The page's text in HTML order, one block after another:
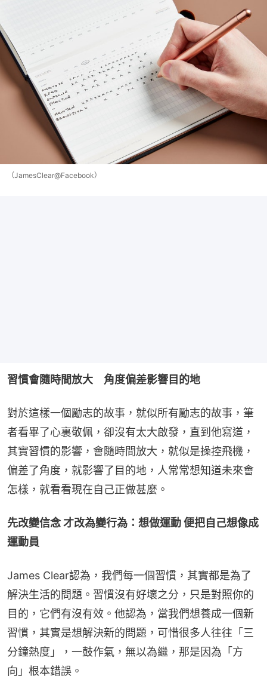
（JamesClear@Facebook）
習慣會隨時間放大　角度偏差影響目的地
對於這樣一個勵志的故事，就似所有勵志的故事，筆
者看畢了心裏敬佩，卻沒有太大啟發，直到他寫道，
其實習慣的影響，會隨時間放大，就似是操控飛機，
偏差了角度，就影響了目的地，人常常想知道未來會
怎樣，就看看現在自己正做甚麼。
先改變信念 才改為變行為：想做運動 便把自己想像成
運動員
James Clear認為，我們每一個習慣，其實都是為了
解決生活的問題。習慣沒有好壞之分，只是對照你的
目的，它們有沒有效。他認為，當我們想養成一個新
習慣，其實是想解決新的問題，可惜很多人往往「三
分鐘熱度」，一鼓作氣，無以為繼，那是因為「方
向」根本錯誤。